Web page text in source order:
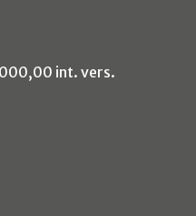
int. vers.